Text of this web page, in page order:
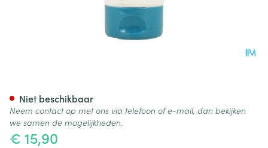
€ 15,90
Niet beschikbaar
Neem contact op met ons via telefoon of e-mail, dan bekijken
we samen de mogelijkheden.